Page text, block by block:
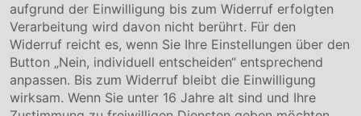
Rechtliches
Impressum
AGB
Datenschutz
Cookie Einstellung
aufgrund der Einwilligung bis zum Widerruf erfolgten
Verarbeitung wird davon nicht berührt. Für den
Widerruf reicht es, wenn Sie Ihre Einstellungen über den
Button „Nein, individuell entscheiden“ entsprechend
anpassen. Bis zum Widerruf bleibt die Einwilligung
wirksam. Wenn Sie unter 16 Jahre alt sind und Ihre